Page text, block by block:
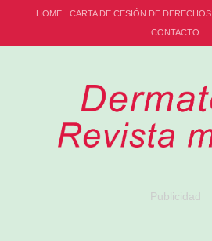
HOME CARTA DE CESIÓN DE DERECHOS
CONTACTO
Publicidad